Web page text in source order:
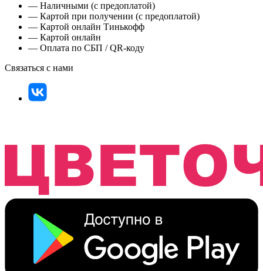
— Наличными (с предоплатой)
— Картой при получении (с предоплатой)
— Картой онлайн Тинькофф
— Картой онлайн
— Оплата по СБП / QR-коду
Связаться с нами